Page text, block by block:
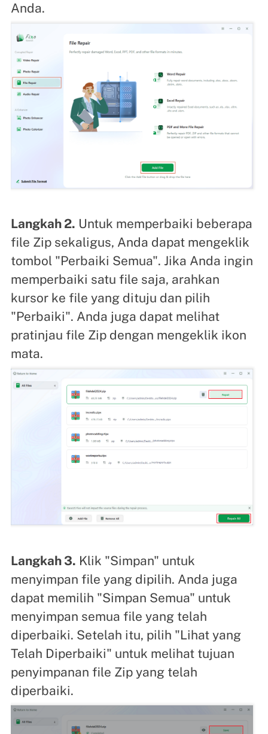
Anda.
Langkah 2. Untuk memperbaiki beberapa
file Zip sekaligus, Anda dapat mengeklik
tombol "Perbaiki Semua". Jika Anda ingin
memperbaiki satu file saja, arahkan
kursor ke file yang dituju dan pilih
"Perbaiki". Anda juga dapat melihat
pratinjau file Zip dengan mengeklik ikon
mata.
Langkah 3. Klik "Simpan" untuk
menyimpan file yang dipilih. Anda juga
dapat memilih "Simpan Semua" untuk
menyimpan semua file yang telah
diperbaiki. Setelah itu, pilih "Lihat yang
Telah Diperbaiki" untuk melihat tujuan
penyimpanan file Zip yang telah
diperbaiki.